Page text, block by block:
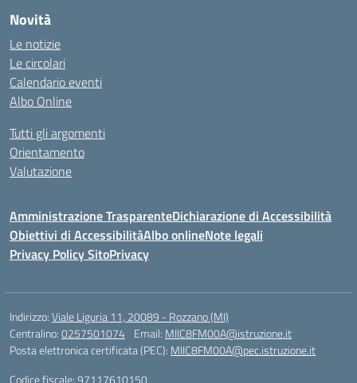
Novità
Le notizie
Le circolari
Calendario eventi
Albo Online
Tutti gli argomenti
Orientamento
Valutazione
Amministrazione TrasparenteDichiarazione di Accessibilità
Obiettivi di AccessibilitàAlbo onlineNote legali
Privacy Policy SitoPrivacy
Indirizzo:Viale Liguria 11, 20089 - Rozzano (MI)
Centralino:0257501074 Email: MIIC8FM00A@istruzione.it
Posta elettronica certificata (PEC): MIIC8FM00A@pec.istruzione.it
Codice fiscale: 97117610150